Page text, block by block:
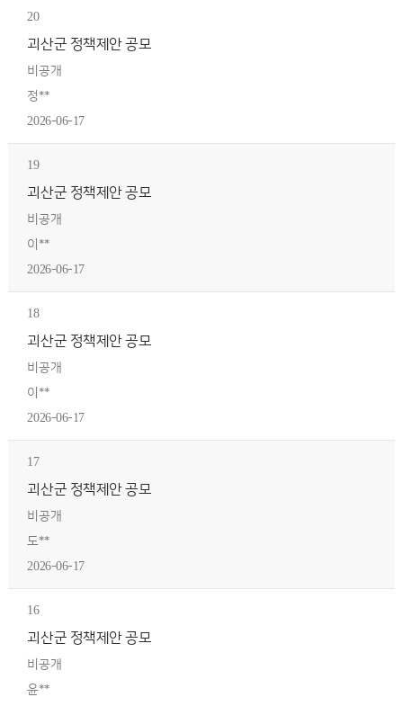
20
괴산군 정책제안 공모
비공개
정**
2026-06-17
19
괴산군 정책제안 공모
비공개
이**
2026-06-17
18
괴산군 정책제안 공모
비공개
이**
2026-06-17
17
괴산군 정책제안 공모
비공개
도**
2026-06-17
16
괴산군 정책제안 공모
비공개
윤**